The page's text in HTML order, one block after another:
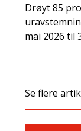
Drøyt 85
mai 2026 til
Se flere